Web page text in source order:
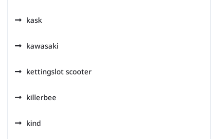
kask
kawasaki
kettingslot scooter
killerbee
kind